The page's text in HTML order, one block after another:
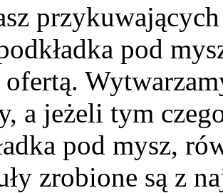
pod
ofertą.
a jeżeli tym
pod mysz,
zrobione są z